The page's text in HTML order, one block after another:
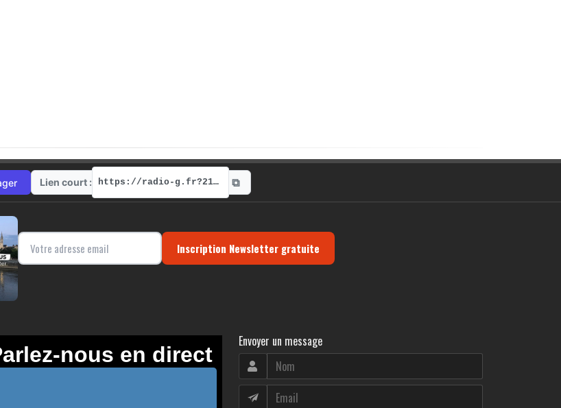
Lien court : https://radio-g.fr?21640 ⧉
Inscription Newsletter gratuite
Envoyer un message